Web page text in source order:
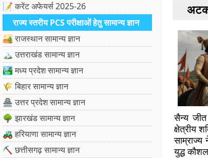
📝 करेंट अफेयर्स 2025-26
राज्य स्तरीय PCS परीक्षाओं हेतु सामान्य ज्ञान
🏜️ राजस्थान सामान्य ज्ञान
🏔️ उत्तराखंड सामान्य ज्ञान
🏞️ मध्य प्रदेश सामान्य ज्ञान
🌾 बिहार सामान्य ज्ञान
🏯 उत्तर प्रदेश सामान्य ज्ञान
🌳 झारखंड सामान्य ज्ञान
🚜 हरियाणा सामान्य ज्ञान
⛏️ छत्तीसगढ़ सामान्य ज्ञान
अटक
सैन्य
क्षेत्रीय
युद्ध